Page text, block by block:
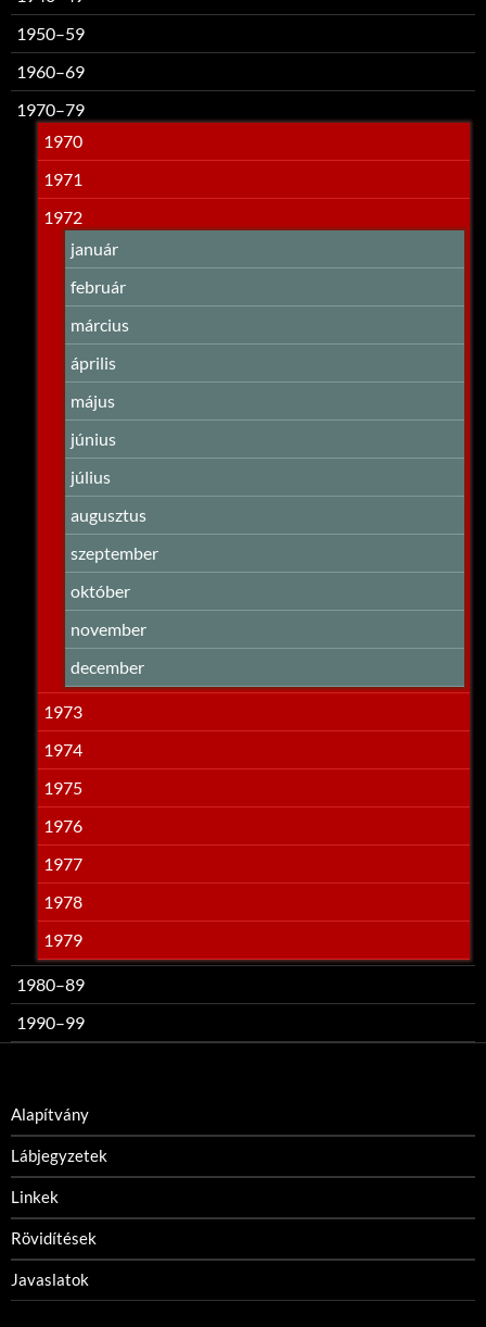
1950–59
1960–69
1970–79
1970
1971
1972
január
február
március
április
május
június
július
augusztus
szeptember
október
november
december
1973
1974
1975
1976
1977
1978
1979
1980–89
1990–99
Alapítvány
Lábjegyzetek
Linkek
Rövidítések
Javaslatok